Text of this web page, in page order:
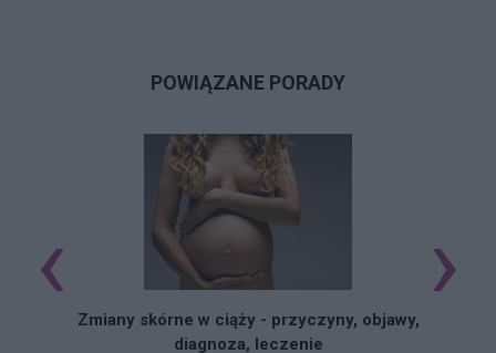
POWIĄZANE PORADY
Zmiany skórne w ciąży - przyczyny, objawy,
diagnoza, leczenie
‹ ›